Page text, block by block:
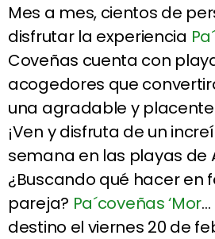
Mes a mes, cientos de
disfrutar la experiencia
Coveñas cuenta con
acogedores que
una agradable y
¡Ven y disfruta de un
semana en las playas de
¿Buscando qué hacer en
pareja? Pa´coveñas ‘Mor
destino el viernes 20 de